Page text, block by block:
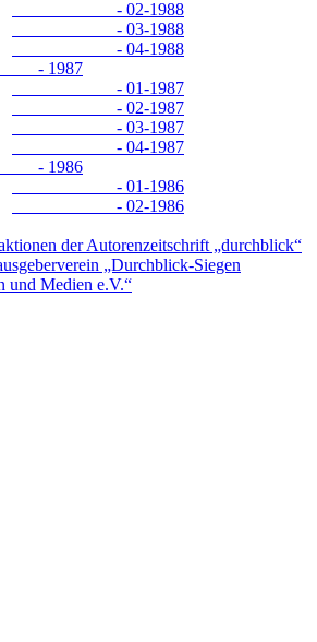
- 02-1988
- 03-1988
- 04-1988
- 01-1987
- 02-1987
- 03-1987
- 04-1987
- 01-1986
- 02-1986
der Autorenzeitschrift „durchblick“
„Durchblick-Siegen
und Medien e.V.“